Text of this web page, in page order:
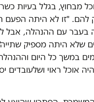
מבחוץ, בגלל בעיות
"זו לא היתה הפעם
בעבר עם ההנהלה, אבל
שלא היתה מספיק
במשך כל היום
אוכל ראוי ושלעובדים